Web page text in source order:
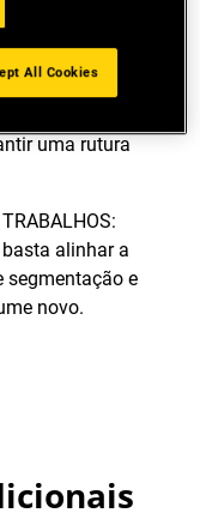
de
uma rutura
alinhar a
segmentação e
novo.
All Cookies